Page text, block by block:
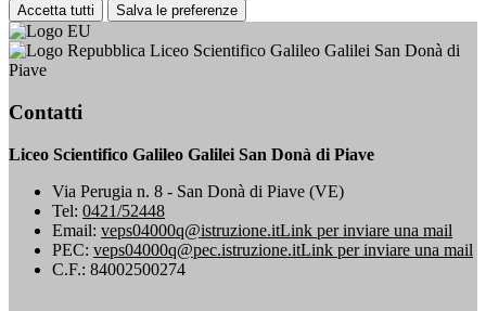
Accetta tutti Salva le preferenze
Liceo Scientifico Galileo Galilei San Donà di
Piave
Contatti
Liceo Scientifico Galileo Galilei San Donà di Piave
Via Perugia n. 8 - San Donà di Piave (VE)
Tel: 0421/52448
Email: veps04000q@istruzione.itLink per inviare una mail
PEC: veps04000q@pec.istruzione.itLink per inviare una mail
C.F.: 84002500274